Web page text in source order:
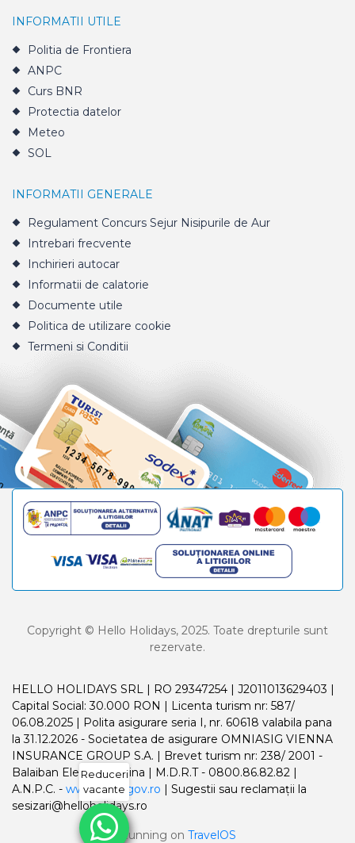
INFORMATII UTILE
Politia de Frontiera
ANPC
Curs BNR
Protectia datelor
Meteo
SOL
INFORMATII GENERALE
Regulament Concurs Sejur Nisipurile de Aur
Intrebari frecvente
Inchirieri autocar
Informatii de calatorie
Documente utile
Politica de utilizare cookie
Termeni si Conditii
Copyright © Hello Holidays, 2025. Toate drepturile sunt
rezervate.
HELLO HOLIDAYS SRL | RO 29347254 | J2011013629403 |
Capital Social: 30.000 RON | Licenta turism nr: 587/
06.08.2025 | Polita asigurare seria I, nr. 60618 valabila pana
la 31.12.2026 - Societatea de asigurare OMNIASIG VIENNA
INSURANCE GROUP S.A. | Brevet turism nr: 238/ 2001 -
Balaiban Elena Madalina | M.D.R.T - 0800.86.82.82 |
A.N.P.C. - www.anpc.gov.ro | Sugestii sau reclamații la
sesizari@helloholidays.ro
Running on TravelOS
Reduceri
vacante